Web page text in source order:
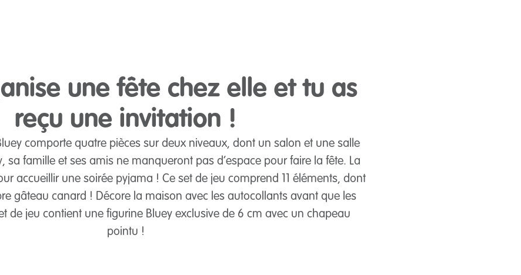
une fête chez elle et tu as
reçu une invitation !
comporte quatre pièces sur deux niveaux, dont un salon et une salle
sa famille et ses amis ne manqueront pas d’espace pour faire la fête. La
accueillir une soirée pyjama ! Ce set de jeu comprend 11 éléments, dont
gâteau canard ! Décore la maison avec les autocollants avant que les
de jeu contient une figurine Bluey exclusive de 6 cm avec un chapeau
pointu !